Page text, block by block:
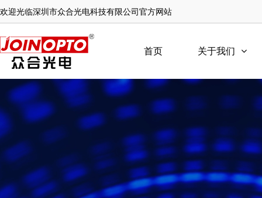
欢迎光临深圳市众合光电科技有限公司官方网站
首页 关于我们